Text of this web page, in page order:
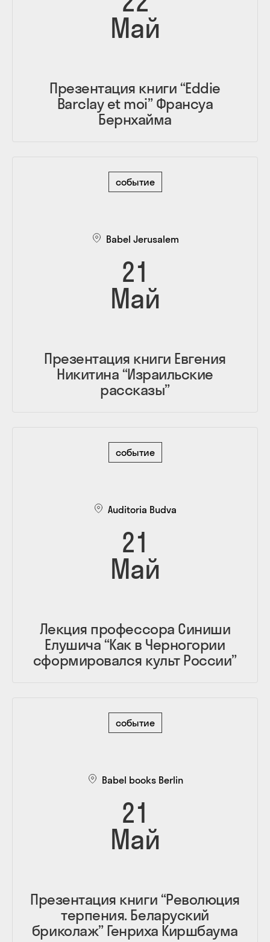
Май
Презентация книги “Eddie
Barclay et moi” Франсуа
Бернхайма
событие
Babel Jerusalem
21
Май
Презентация книги Евгения
Никитина “Израильские
рассказы”
событие
Auditoria Budva
21
Май
Лекция профессора Синиши
Елушича “Как в Черногории
сформировался культ России”
событие
Babel books Berlin
21
Май
Презентация книги “Революция
терпения. Беларуский
бриколаж” Генриха Киршбаума